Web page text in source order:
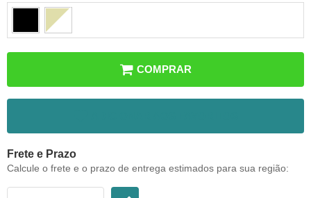
COMPRAR
Frete e Prazo
Calcule o frete e o prazo de entrega estimados para sua região: